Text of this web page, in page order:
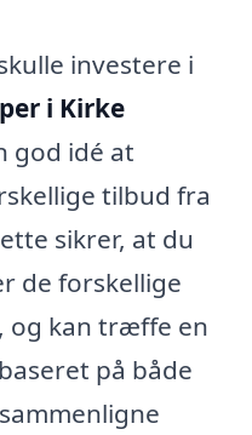
investere i
i Kirke
god idé at
tilbud fra
sikrer, at du
de forskellige
og kan træffe en
på både